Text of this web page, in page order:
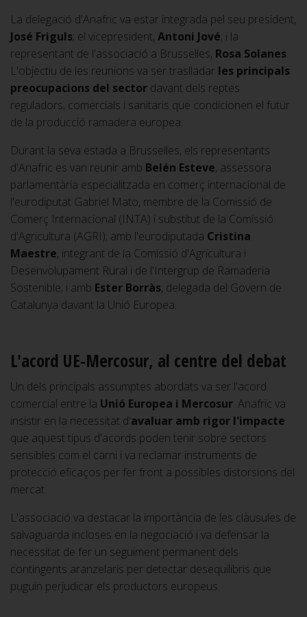
La delegació d'Anafric va estar integrada pel seu president,
José Friguls; el vicepresident, Antoni Jové; i la
representant de l'associació a Brussel·les, Rosa Solanes.
L'objectiu de les reunions va ser traslladar les principals
preocupacions del sector davant dels reptes
reguladors, comercials i sanitaris que condicionen el futur
de la producció ramadera europea.
Durant la seva estada a Brussel·les, els representants
d'Anafric es van reunir amb Belén Esteve, assessora
parlamentària especialitzada en comerç internacional de
l'eurodiputat Gabriel Mato, membre de la Comissió de
Comerç Internacional (INTA) i substitut de la Comissió
d'Agricultura (AGRI); amb l'eurodiputada Cristina
Maestre, integrant de la Comissió d'Agricultura i
Desenvolupament Rural i de l'Intergrup de Ramaderia
Sostenible; i amb Ester Borràs, delegada del Govern de
Catalunya davant la Unió Europea.
L'acord UE-Mercosur, al centre del debat
Un dels principals assumptes abordats va ser l'acord
comercial entre la Unió Europea i Mercosur. Anafric va
insistir en la necessitat d'avaluar amb rigor l'impacte
que aquest tipus d'acords poden tenir sobre sectors
sensibles com el carni i va reclamar instruments de
protecció eficaços per fer front a possibles distorsions del
mercat.
L'associació va destacar la importància de les clàusules de
salvaguarda incloses en la negociació i va defensar la
necessitat de fer un seguiment permanent dels
contingents aranzelaris per detectar desequilibris que
puguin perjudicar els productors europeus.